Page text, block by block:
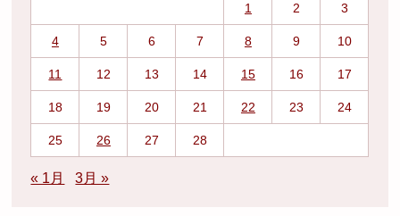
1 2 3
4 5 6 7 8 9 10
11 12 13 14 15 16 17
18 19 20 21 22 23 24
25 26 27 28
« 1月 3月 »